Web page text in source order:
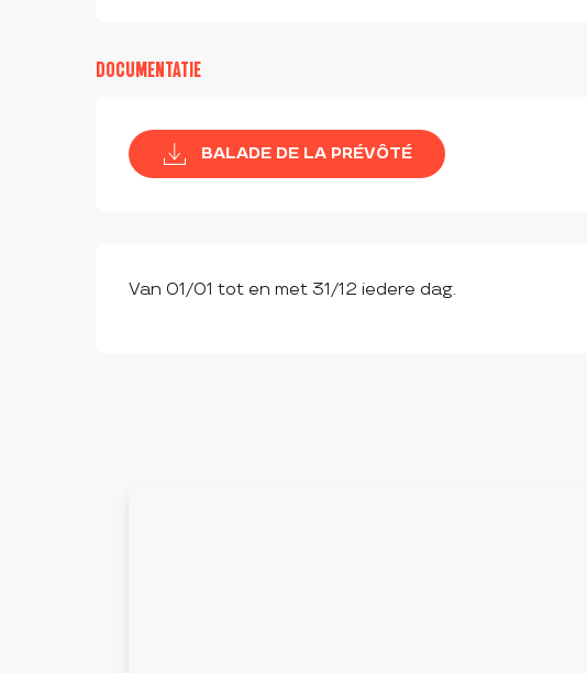
DOCUMENTATIE
BALADE DE LA PRÉVÔTÉ
Van 01/01 tot en met 31/12 iedere dag.